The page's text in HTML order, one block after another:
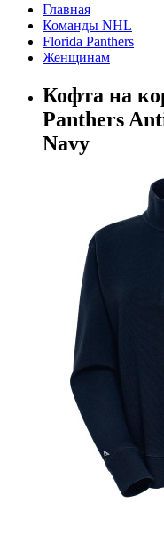
Главная
Команды NHL
Florida Panthers
Женщинам
Кофта на
Panthers
Navy